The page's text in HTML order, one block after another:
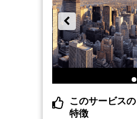
このサービスの
特徴